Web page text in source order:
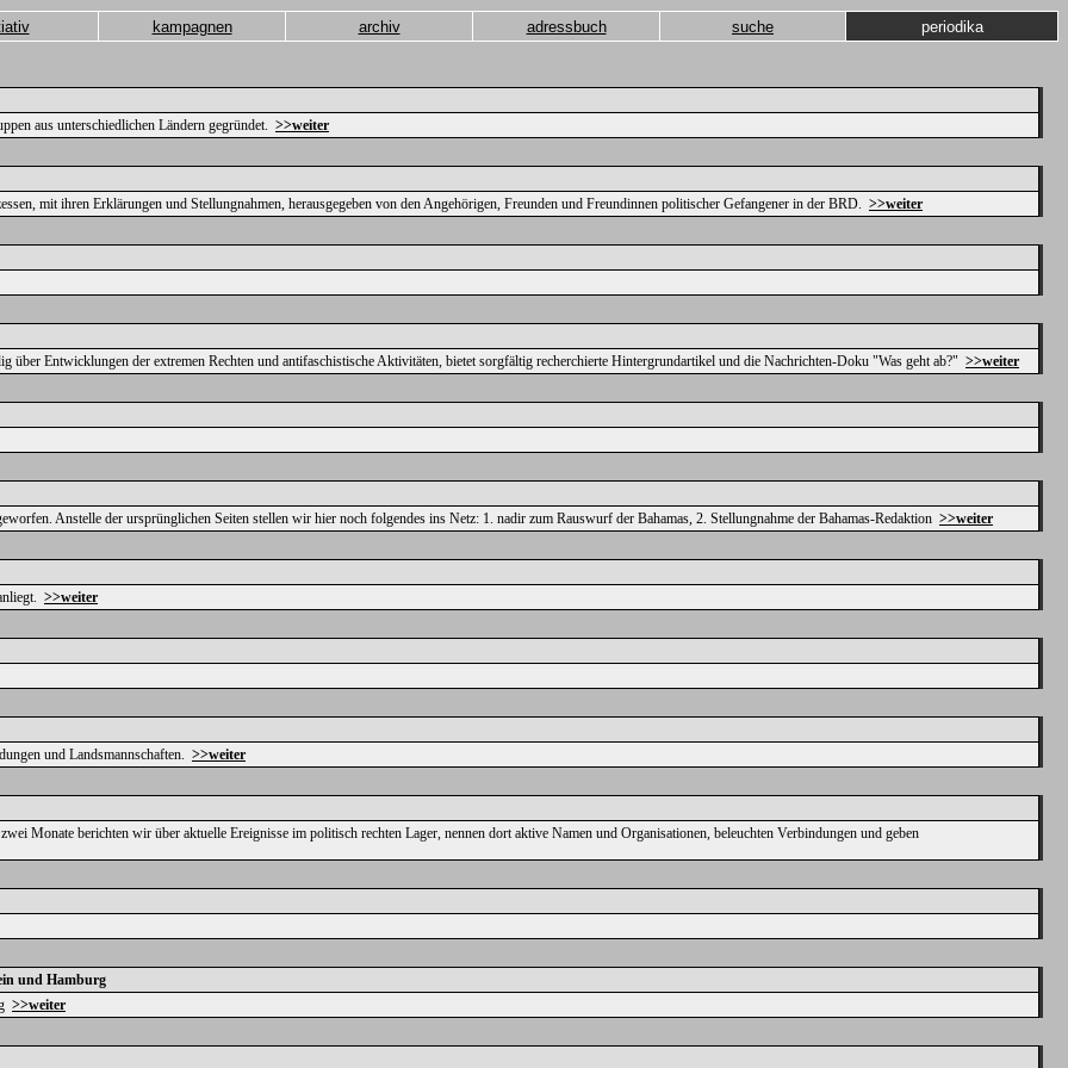
kampagnen archiv adressbuch suche periodika
aus unterschiedlichen Ländern gegründet. >>weiter
mit ihren Erklärungen und Stellungnahmen, herausgegeben von den Angehörigen, Freunden und Freundinnen politischer Gefangener in der BRD. >>weiter
über Entwicklungen der extremen Rechten und antifaschistische Aktivitäten, bietet sorgfältig recherchierte Hintergrundartikel und die Nachrichten-Doku "Was geht ab?" >>weiter
Anstelle der ursprünglichen Seiten stellen wir hier noch folgendes ins Netz: 1. nadir zum Rauswurf der Bahamas, 2. Stellungnahme der Bahamas-Redaktion >>weiter
>>weiter
und Landsmannschaften. >>weiter
Monate berichten wir über aktuelle Ereignisse im politisch rechten Lager, nennen dort aktive Namen und Organisationen, beleuchten Verbindungen und geben
und Hamburg
>>weiter